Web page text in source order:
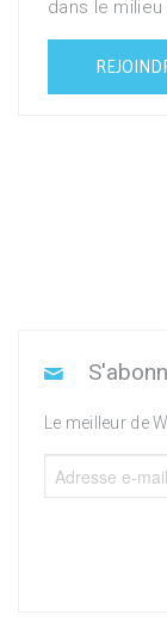
dans le
Le meilleur de